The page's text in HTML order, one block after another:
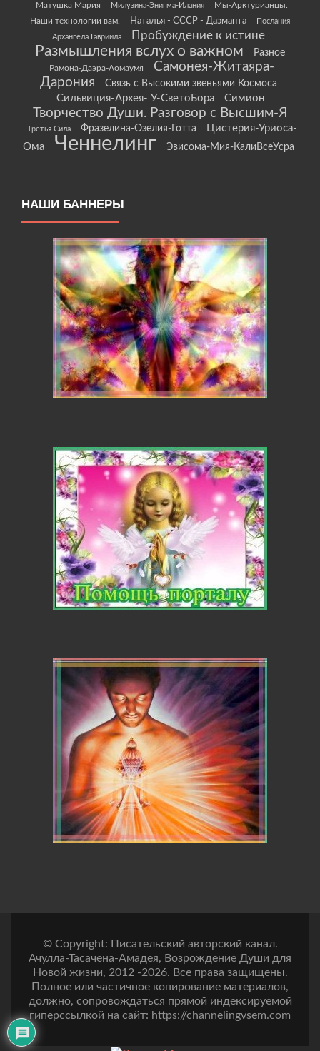
Матушка Мария Милузина-Энигма-Илания
Мы-Арктурианцы.
Наши технологии вам.
Наталья - СССР - Даэманта
Послания
Архангела Гавриила
Пробуждение к истине
Размышления вслух о важном Разное
Рамона-Даэра-Аомаумя
Самонея-Житаяра-
Дарония
Связь с Высокими звеньями Космоса
Сильвиция-Архея- У-СветоБора Симион
Творчество Души. Разговор с Высшим-Я
Третья Сила Фразелина-Озелия-Готта
Цистерия-Уриоса-
Ома
Ченнелинг Эвисома-Мия-КалиВсеУсра
НАШИ БАННЕРЫ
© Copyright: Писательский авторский канал.
Ачулла-Тасачена-Амадея, Возрождение Души для
Новой жизни, 2012 -2026. Все права защищены.
Полное или частичное копирование материалов,
должно, сопровождаться прямой индексируемой
гиперссылкой на сайт: https://channelingvsem.com